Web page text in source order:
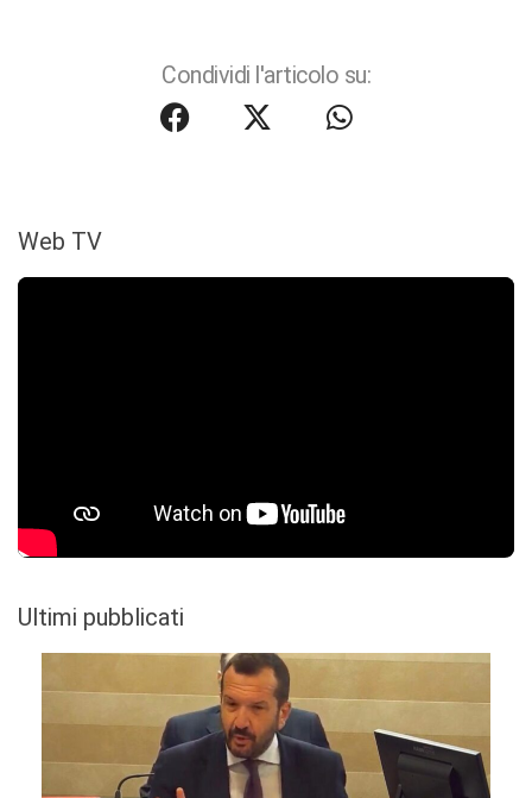
Condividi l'articolo su:
Web TV
Ultimi pubblicati